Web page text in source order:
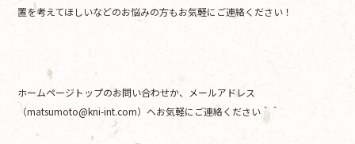
置を考えてほしいなどのお悩みの方もお気軽にご連絡ください！
ホームページトップのお問い合わせか、メールアドレス
（matsumoto@kni-int.com）へお気軽にご連絡ください＾＾